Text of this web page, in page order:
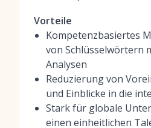
Vorteile
Kompetenzbasiertes
von Schlüsselwörtern
Analysen
Reduzierung von
und Einblicke in die
Stark für globale
einen einheitlichen